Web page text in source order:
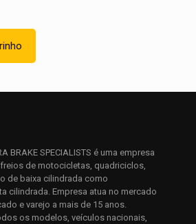
navegador para a próxima vez que
BRAKE SPECIALISTS é uma empresa
freios de motocicletas, quadriciclos,
de baixa cilindrada como
cilindrada. Empresa atua no mercado
e varejo a mais de 15 anos.
os modelos, veículos nacionais,